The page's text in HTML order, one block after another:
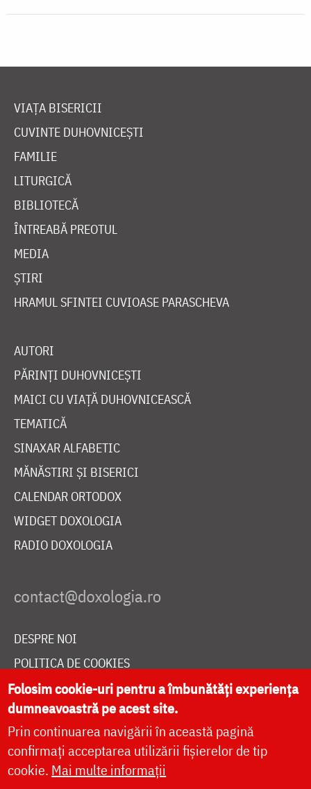
VIAȚA BISERICII
CUVINTE DUHOVNICEȘTI
FAMILIE
LITURGICĂ
BIBLIOTECĂ
ÎNTREABĂ PREOTUL
MEDIA
ȘTIRI
HRAMUL SFINTEI CUVIOASE PARASCHEVA
AUTORI
PĂRINȚI DUHOVNICEȘTI
MAICI CU VIAȚĂ DUHOVNICEASCĂ
TEMATICĂ
SINAXAR ALFABETIC
MĂNĂSTIRI ȘI BISERICI
CALENDAR ORTODOX
WIDGET DOXOLOGIA
RADIO DOXOLOGIA
DESPRE NOI
POLITICA DE COOKIES
DONEAZĂ ONLINE PENTRU CATEDRALA NAȚIONALĂ
LIVE
Folosim cookie-uri pentru a îmbunătăți experiența
dumneavoastră pe acest site.
Prin continuarea navigării în această pagină
confirmați acceptarea utilizării fișierelor de tip
cookie. Mai multe informații